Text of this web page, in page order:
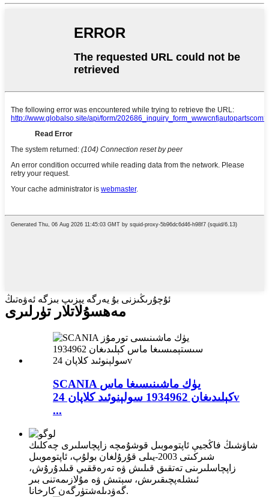
ئۇچۇرىڭىزنى بۇ يەرگە يېزىپ بىزگە ئەۋەتىڭ
مەھسۇلاتلار تۈرلىرى
SCANIA يۈك ماشىنىسىغا ماس
كېلىدىغان 1934962 سولېنوئىد كلاپان 24v
...
شاۋشىڭ فاڭجيې ئاپتوموبىل قوشۇمچە زاپچاسلىرى چەكلىك
شىركىتى 2003-يىلى قۇرۇلغان بولۇپ، ئاپتوموبىل
زاپچاسلىرىنى تەتقىق قىلىش ۋە تەرەققىي قىلدۇرۇش،
ئىشلەپچىقىرىش، سېتىش ۋە مۇلازىمەتنى بىر
گەۋدىلەشتۈرگەن كارخانا.